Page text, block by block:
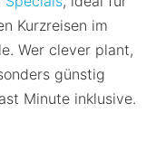
Kurzreisen im
Wer clever plant,
günstig
Minute inklusive.